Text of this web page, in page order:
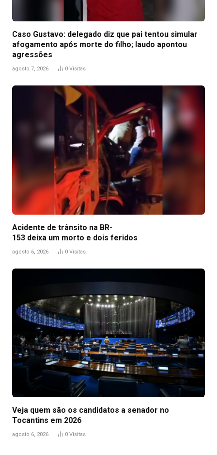
Caso Gustavo: delegado diz que pai tentou simular
afogamento após morte do filho; laudo apontou
agressões
agosto 7, 2026 0 Visitas
Acidente de trânsito na BR-
153 deixa um morto e dois feridos
agosto 6, 2026 0 Visitas
Veja quem são os candidatos a senador no
Tocantins em 2026
agosto 6, 2026 0 Visitas